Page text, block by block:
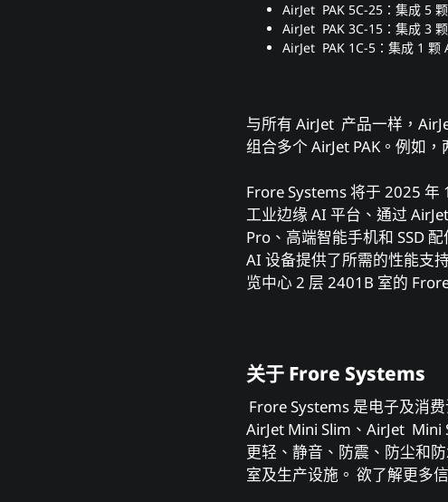
AirJet PAK 5C-25：集成 5
AirJet PAK 3C-15：集成 3
AirJet PAK 1C-5：集成 1 颗
与所有 AirJet 产品一样，
组合多个 AirJet PAK。例如
Frore Systems 将于 2025 年
工业边缘 AI 平台、通过
Pro、高端智能手机和 SSD
AI 设备提供了所需的性能支
览中心 2 层 2401B 室的
关于 Frore Systems
Frore Systems 是电子及消
AirJet Mini Slim、AirJet Mini
更轻、静音、防震、防尘和
室及生产设施。 欲了解更多